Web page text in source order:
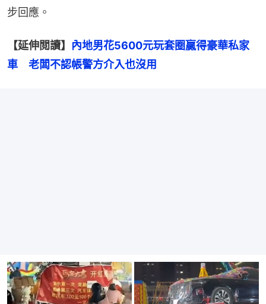
步回應。
【延伸閲讀】 內地男花5600元玩套圈贏得豪華私家
車　老闆不認帳警方介入也沒用